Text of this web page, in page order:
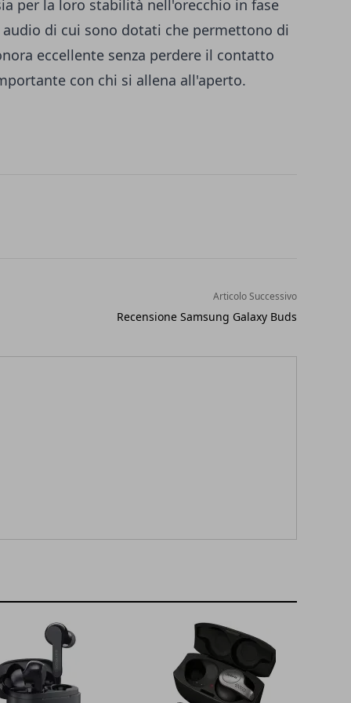
per la loro stabilità nell'orecchio in fase
di cui sono dotati che permettono di
eccellente senza perdere il contatto
con chi si allena all'aperto.
Articolo Successivo
Recensione Samsung Galaxy Buds